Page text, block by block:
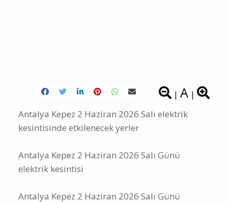
| A |
Antalya Kepez 2 Haziran 2026 Salı elektrik
kesintisinde etkilenecek yerler
Antalya Kepez 2 Haziran 2026 Salı Günü
elektrik kesintisi
Antalya Kepez 2 Haziran 2026 Salı Günü